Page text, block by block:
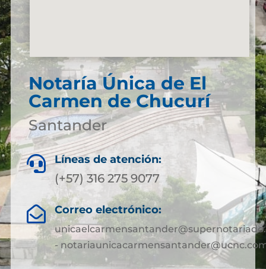
Notaría Única de El
Carmen de Chucurí
Santander
 Líneas de atención:
(+57) 316 275 9077
 Correo electrónico:
-